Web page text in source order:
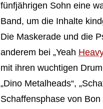
fünfjährigen Sohn eine
Band, um die Inhalte
Die Maskerade und die
anderem bei „Yeah
mit ihren wuchtigen
„Dino Metalheads“,
Schaffensphase von